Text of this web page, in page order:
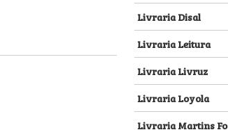
Livraria Disal
Livraria Leitura
Livraria Livruz
Livraria Loyola
Livraria Martins